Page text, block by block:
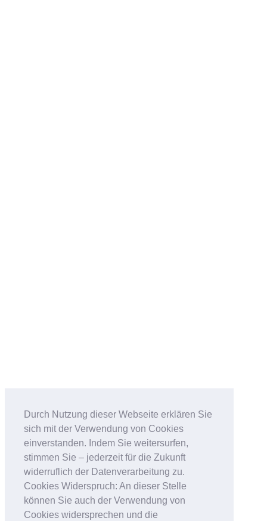
Durch Nutzung dieser Webseite erklären Sie
sich mit der Verwendung von Cookies
einverstanden. Indem Sie weitersurfen,
stimmen Sie – jederzeit für die Zukunft
widerruflich der Datenverarbeitung zu.
Cookies Widerspruch: An dieser Stelle
können Sie auch der Verwendung von
Cookies widersprechen und die